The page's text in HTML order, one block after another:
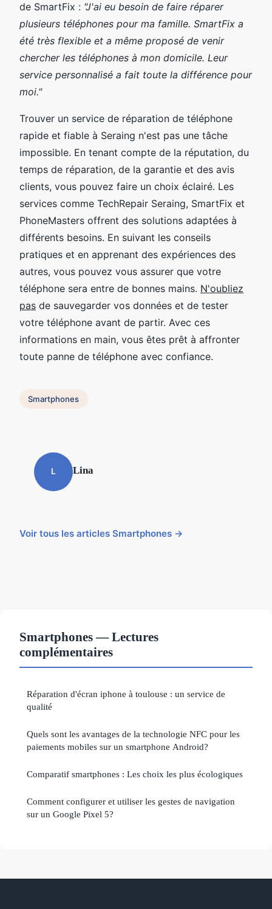
de SmartFix : "J'ai eu besoin de faire réparer
plusieurs téléphones pour ma famille. SmartFix a
été très flexible et a même proposé de venir
chercher les téléphones à mon domicile. Leur
service personnalisé a fait toute la différence pour
moi."
Trouver un service de réparation de téléphone
rapide et fiable à Seraing n'est pas une tâche
impossible. En tenant compte de la réputation, du
temps de réparation, de la garantie et des avis
clients, vous pouvez faire un choix éclairé. Les
services comme TechRepair Seraing, SmartFix et
PhoneMasters offrent des solutions adaptées à
différents besoins. En suivant les conseils
pratiques et en apprenant des expériences des
autres, vous pouvez vous assurer que votre
téléphone sera entre de bonnes mains. N'oubliez
pas de sauvegarder vos données et de tester
votre téléphone avant de partir. Avec ces
informations en main, vous êtes prêt à affronter
toute panne de téléphone avec confiance.
Smartphones
L Lina
Voir tous les articles Smartphones →
Smartphones — Lectures
complémentaires
Réparation d'écran iphone à toulouse : un service de
qualité
Quels sont les avantages de la technologie NFC pour les
paiements mobiles sur un smartphone Android?
Comparatif smartphones : Les choix les plus écologiques
Comment configurer et utiliser les gestes de navigation
sur un Google Pixel 5?